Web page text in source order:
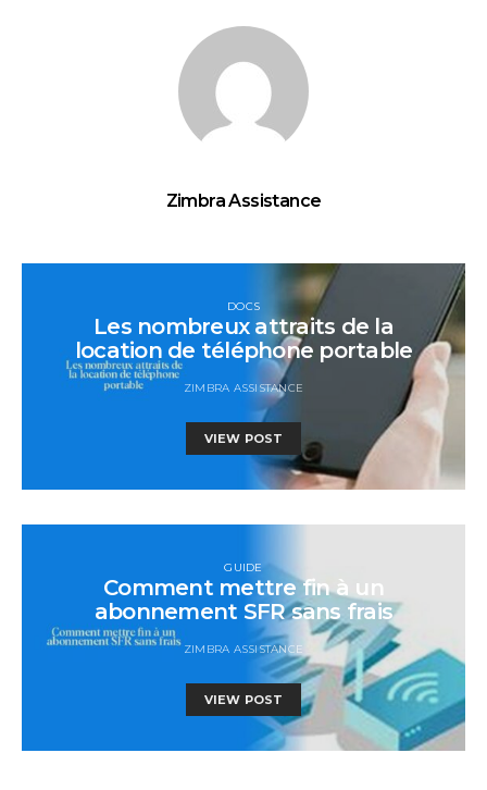
Zimbra Assistance
DOCS
Les nombreux attraits de la
location de téléphone portable
ZIMBRA ASSISTANCE
VIEW POST
GUIDE
Comment mettre fin à un
abonnement SFR sans frais
ZIMBRA ASSISTANCE
VIEW POST